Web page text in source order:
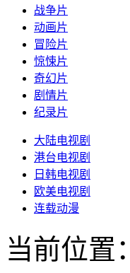
战争片
动画片
冒险片
惊悚片
奇幻片
剧情片
纪录片
大陆电视剧
港台电视剧
日韩电视剧
欧美电视剧
连载动漫
当前位置：